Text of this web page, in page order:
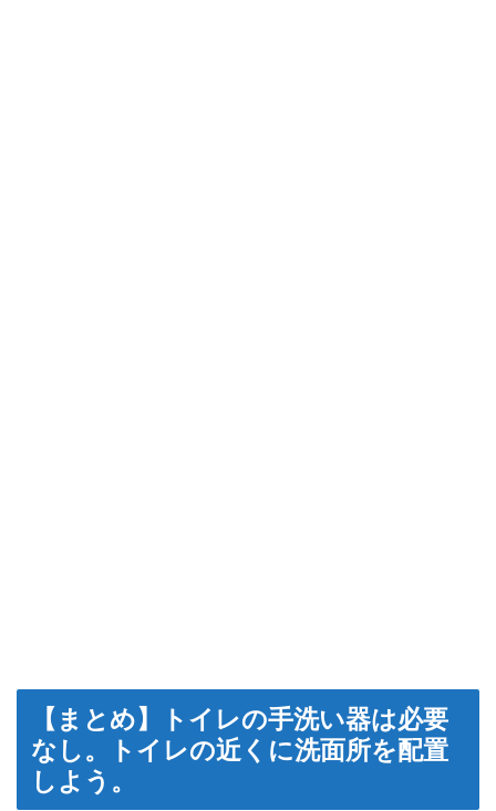
【まとめ】トイレの手洗い器は必要
なし。トイレの近くに洗面所を配置
しよう。